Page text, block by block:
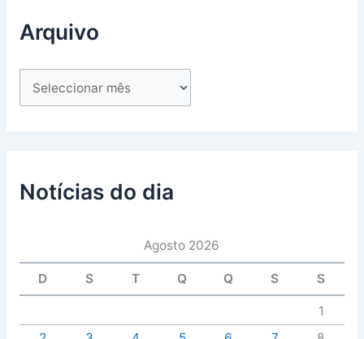
Arquivo
Notícias do dia
Agosto 2026
D S T Q Q S S
1